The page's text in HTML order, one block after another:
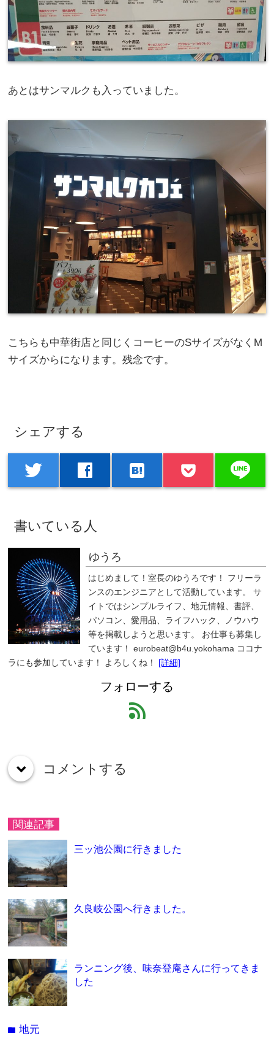
あとはサンマルクも入っていました。
こちらも中華街店と同じくコーヒーのSサイズがなくM
サイズからになります。残念です。
シェアする
twitter facebook hatenabookmark line
書いている人
ゆうろ
はじめまして！室長のゆうろです！ フリーラ
ンスのエンジニアとして活動しています。 サ
イトではシンプルライフ、地元情報、書評、
パソコン、愛用品、ライフハック、ノウハウ
等を掲載しようと思います。 お仕事も募集し
ています！ eurobeat@b4u.yokohama ココナ
ラにも参加しています！ よろしくね！ [詳細]
フォローする
feed
down コメントする
関連記事
三ッ池公園に行きました
久良岐公園へ行きました。
ランニング後、味奈登庵さんに行ってきま
した
folder地元